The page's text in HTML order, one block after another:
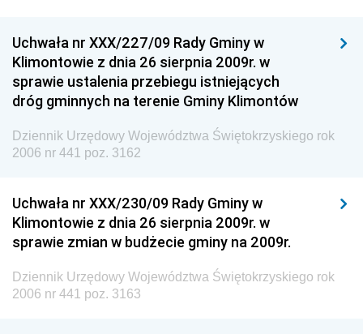
Uchwała nr XXX/227/09 Rady Gminy w
Klimontowie z dnia 26 sierpnia 2009r. w
sprawie ustalenia przebiegu istniejących
dróg gminnych na terenie Gminy Klimontów
Dziennik Urzędowy Województwa Świętokrzyskiego rok
2006 nr 441 poz. 3162
Uchwała nr XXX/230/09 Rady Gminy w
Klimontowie z dnia 26 sierpnia 2009r. w
sprawie zmian w budżecie gminy na 2009r.
Dziennik Urzędowy Województwa Świętokrzyskiego rok
2006 nr 441 poz. 3163